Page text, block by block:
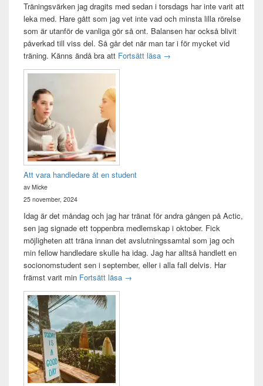
Träningsvärken jag dragits med sedan i torsdags har inte varit att
leka med. Hare gått som jag vet inte vad och minsta lilla rörelse
som är utanför de vanliga gör så ont. Balansen har också blivit
påverkad till viss del. Så går det när man tar i för mycket vid
träning. Känns ändå bra att Fortsätt läsa Träningsvärken från helvetet
→
Att vara handledare åt en student
av Micke
25 november, 2024
Idag är det måndag och jag har tränat för andra gången på Actic,
sen jag signade ett toppenbra medlemskap i oktober. Fick
möjligheten att träna innan det avslutningssamtal som jag och
min fellow handledare skulle ha idag. Jag har alltså handlett en
socionomstudent sen i september, eller i alla fall delvis. Har
främst varit min Fortsätt läsa Att vara handledare åt en student
→